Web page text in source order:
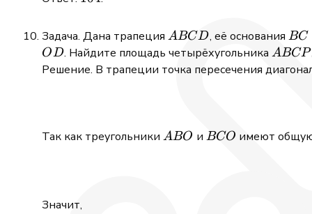
Задача. Дана трапеция ABCD
ABCD, её основания BC
BC
OD. Найдите площадь четырёхугольникаABCP
ABCP
Решение. В трапеции точка пересечения
Так как треугольники ABO
ABO и BCO
BCO имеют
Значит,